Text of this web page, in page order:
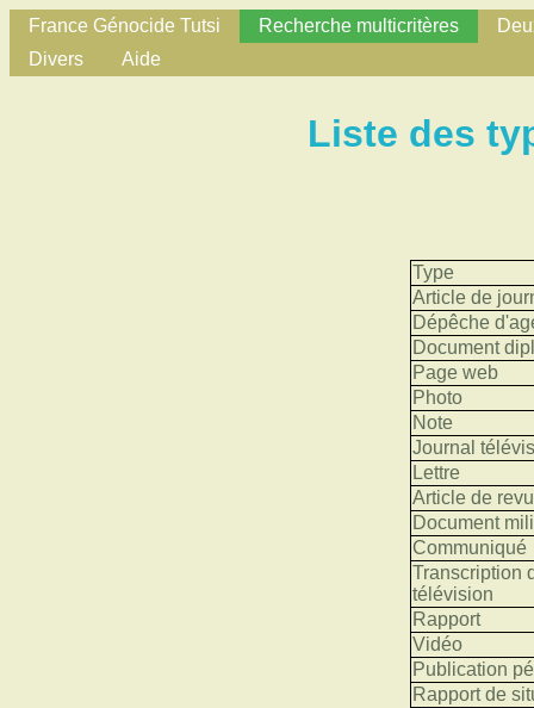
France Génocide Tutsi Recherche multicritères
Divers
Aide
Liste des
Type
Article de
Dépêche
Document
Page web
Photo
Note
Journal
Lettre
Article de
Document
Communiqué
Transcription
télévision
Rapport
Vidéo
Publication
Rapport de